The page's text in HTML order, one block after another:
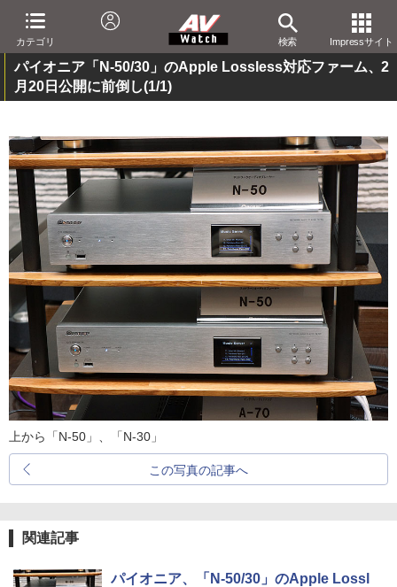
カテゴリ 検索 Impressサイト
パイオニア「N-50/30」のApple Lossless対応ファーム、2
月20日公開に前倒し(1/1)
上から「N-50」、「N-30」
この写真の記事へ
関連記事
パイオニア、「N-50/30」のApple Lossl